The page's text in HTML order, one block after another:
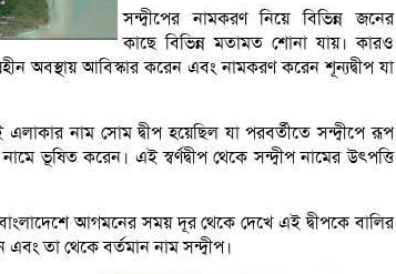
সন্দ্বীপের নামকরণ নিয়ে বিভিন্ন জনের
কাছে বিভিন্ন মতামত শোনা যায়। কারও
অবস্থায় আবিস্কার করেন এবং নামকরণ করেন শূন্যদ্বীপ যা
নাম সোম দ্বীপ হয়েছিল যা পরবর্তীতে সন্দ্বীপে রূপ
নামে ভূষিত করেন। এই স্বর্ণদ্বীপ থেকে সন্দ্বীপ নামের উৎপত্তি
আগমনের সময় দূর থেকে দেখে এই দ্বীপকে বালির
তা থেকে বর্তমান নাম সন্দ্বীপ।